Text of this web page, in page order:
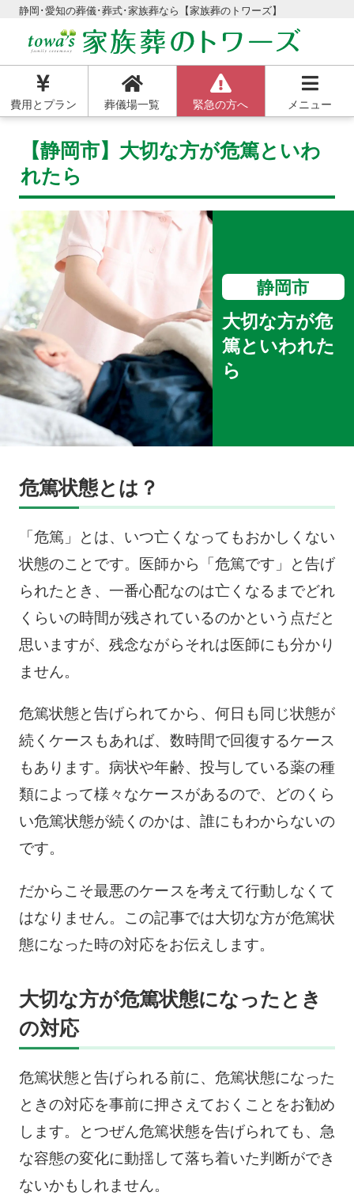
静岡･愛知の葬儀･葬式･家族葬なら【家族葬のトワーズ】
費用とプラン 葬儀場一覧 緊急の方へ メニュー
【静岡市】大切な方が危篤といわ
れたら
静岡市
大切な方が危
篤といわれた
ら
危篤状態とは？
「危篤」とは、いつ亡くなってもおかしくない
状態のことです。医師から「危篤です」と告げ
られたとき、一番心配なのは亡くなるまでどれ
くらいの時間が残されているのかという点だと
思いますが、残念ながらそれは医師にも分かり
ません。
危篤状態と告げられてから、何日も同じ状態が
続くケースもあれば、数時間で回復するケース
もあります。病状や年齢、投与している薬の種
類によって様々なケースがあるので、どのくら
い危篤状態が続くのかは、誰にもわからないの
です。
だからこそ最悪のケースを考えて行動しなくて
はなりません。この記事では大切な方が危篤状
態になった時の対応をお伝えします。
大切な方が危篤状態になったとき
の対応
危篤状態と告げられる前に、危篤状態になった
ときの対応を事前に押さえておくことをお勧め
します。とつぜん危篤状態を告げられても、急
な容態の変化に動揺して落ち着いた判断ができ
ないかもしれません。